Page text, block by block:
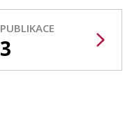
PUBLIKACE
3